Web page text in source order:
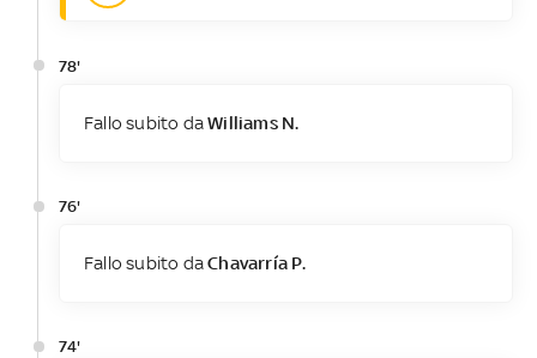
78'
Fallo subito daWilliams N.
76'
Fallo subito daChavarría P.
74'